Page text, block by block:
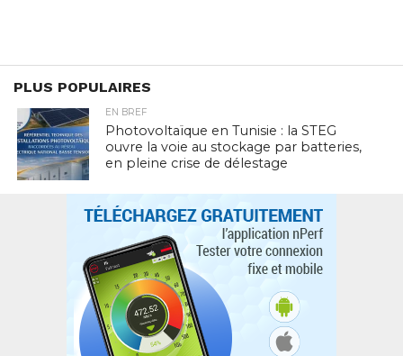
PLUS POPULAIRES
EN BREF
Photovoltaïque en Tunisie : la STEG
ouvre la voie au stockage par batteries,
en pleine crise de délestage